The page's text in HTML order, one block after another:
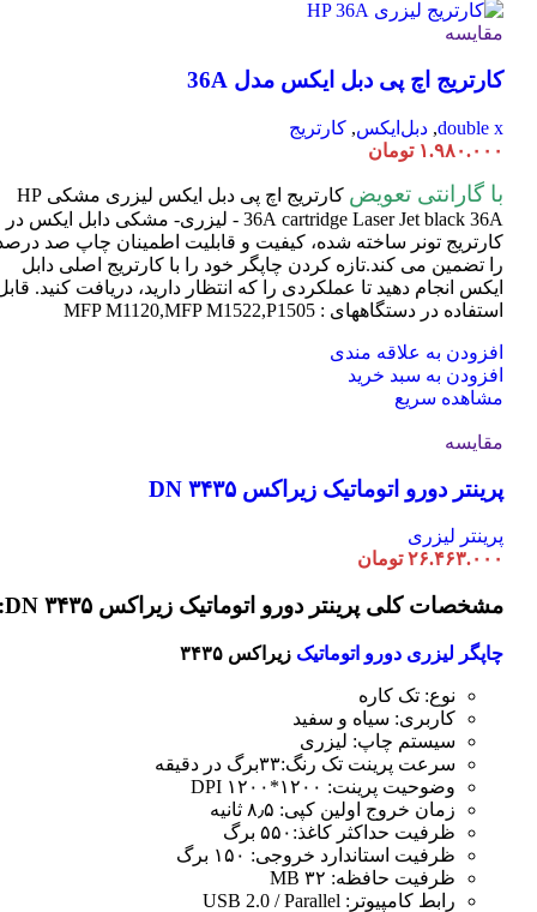
مقایسه
کارتریج اچ پی دبل ایکس مدل 36A
double x
, دبل‌ایکس, کارتریج
۱.۹۸۰.۰۰۰ تومان
با گارانتی تعویض
کارتریج اچ پی دبل ایکس لیزری مشکی HP
36A cartridge Laser
Jet black 36A - لیزری- مشکی دابل ایکس در
کارتریج تونر ساخته شده، کیفیت و قابلیت اطمینان چاپ صد
را تضمین می کند.تازه کردن چاپگر خود را با کارتریج اصلی دابل
ایکس انجام دهید تا عملکردی را که انتظار دارید، دریافت کنید.
استفاده در دستگاههای : MFP M1120,MFP M1522,P1505
افزودن به علاقه مندی
افزودن به سبد خرید
مشاهده سریع
مقایسه
پرینتر دورو اتوماتیک زیراکس DN ۳۴۳۵
پرینتر لیزری
۲۶.۴۶۳.۰۰۰ تومان
مشخصات کلی پرینتر دورو اتوماتیک زیراکس DN ۳۴۳۵:
چاپگر لیزری دورو اتوماتیک زیراکس ۳۴۳۵
نوع: تک کاره
کاربری: سیاه و سفید
سیستم چاپ: لیزری
سرعت پرینت تک رنگ:۳۳برگ در دقیقه
وضوحیت پرینت: ۱۲۰۰*۱۲۰۰ DPI
زمان خروج اولین کپی: ۸٫۵ ثانیه
ظرفیت حداکثر کاغذ:۵۵۰ برگ
ظرفیت استاندارد خروجی: ۱۵۰ برگ
ظرفیت حافظه: ۳۲ MB
رابط کامپیوتر: USB 2.0 / Parallel